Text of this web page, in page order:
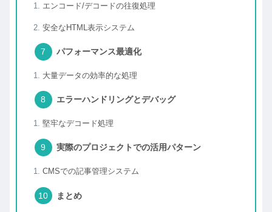
エンコード/デコードの往復処理
安全なHTML表示システム
パフォーマンス最適化
大量データの効率的な処理
エラーハンドリングとデバッグ
堅牢なデコード処理
実際のプロジェクトでの活用パターン
CMSでの記事管理システム
まとめ